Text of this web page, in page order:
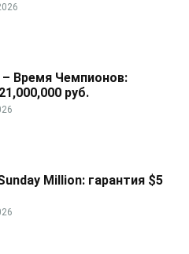
– Время Чемпионов:
руб.
Million: гарантия $5